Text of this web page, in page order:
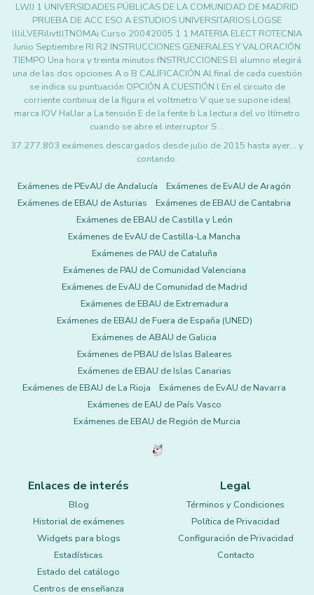
LWJJ 1 UNIVERSIDADES PÚBLICAS DE LA COMUNIDAD DE MADRID
PRUEBA DE ACC ESO A ESTUDIOS UNIVERSITARIOS LOGSE
llliLVERilivtllTNOMAi Curso 20042005 1 1 MATERIA ELECT ROTECNIA
Junio Septiembre RI R2 INSTRUCCIONES GENERALES Y VALORACIÓN
TIEMPO Una hora y treinta minutos fNSTRUCCIONES El alumno elegirá
una de las dos opciones A o B CALIFICACIÓN Al final de cada cuestión
se indica su puntuación OPCIÓN A CUESTIÓN l En el circuito de
corriente continua de la figura el voltmetro V que se supone ideal
marca IOV HaUar a La tensión E de la fente b La lectura del vo ltímetro
cuando se abre el interruptor S …
37.277.803 exámenes descargados desde julio de 2015 hasta ayer... y
contando.
Exámenes de PEvAU de Andalucía
Exámenes de EvAU de Aragón
Exámenes de EBAU de Asturias
Exámenes de EBAU de Cantabria
Exámenes de EBAU de Castilla y León
Exámenes de EvAU de Castilla-La Mancha
Exámenes de PAU de Cataluña
Exámenes de PAU de Comunidad Valenciana
Exámenes de EvAU de Comunidad de Madrid
Exámenes de EBAU de Extremadura
Exámenes de EBAU de Fuera de España (UNED)
Exámenes de ABAU de Galicia
Exámenes de PBAU de Islas Baleares
Exámenes de EBAU de Islas Canarias
Exámenes de EBAU de La Rioja
Exámenes de EvAU de Navarra
Exámenes de EAU de País Vasco
Exámenes de EBAU de Región de Murcia
Enlaces de interés
Blog
Historial de exámenes
Widgets para blogs
Estadísticas
Estado del catálogo
Centros de enseñanza
Legal
Términos y Condiciones
Política de Privacidad
Configuración de Privacidad
Contacto